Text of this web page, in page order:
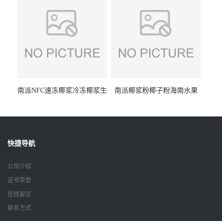
南派NFC速冻椰浆冷冻椰浆生
海南椰汁
南派椰浆粉椰子粉海南水果
快捷导航
公司介绍
证书荣誉
在线留言
联系方式